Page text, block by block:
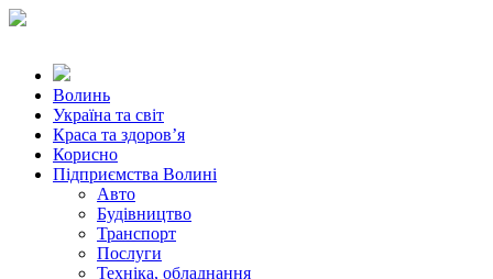
Волинь
Україна та світ
Краса та здоров’я
Корисно
Підприємства Волині
Авто
Будівництво
Транспорт
Послуги
Техніка, обладнання